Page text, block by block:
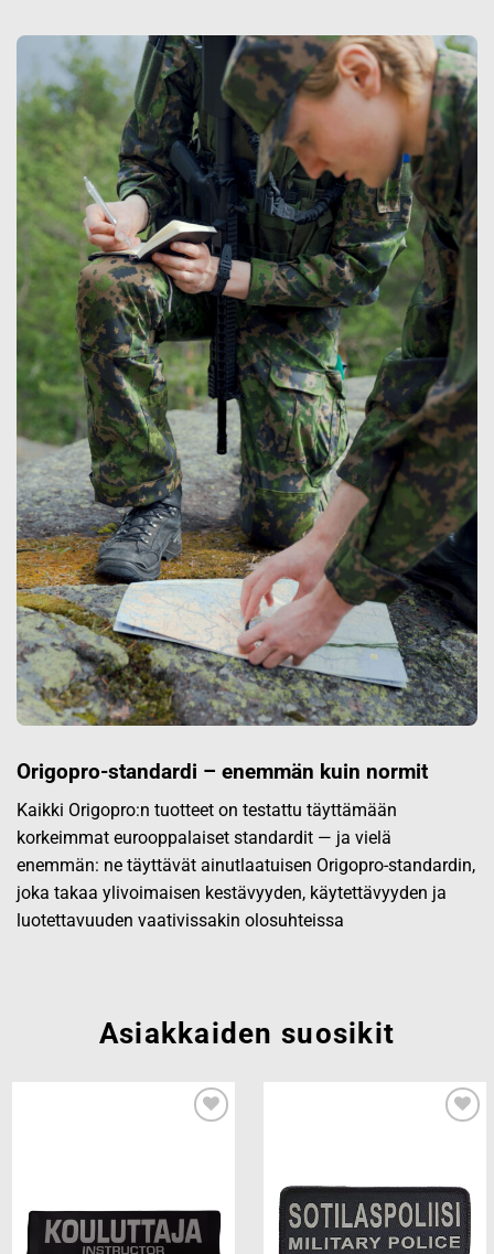
Origopro-standardi – enemmän kuin normit
Kaikki Origopro:n tuotteet on testattu täyttämään
korkeimmat eurooppalaiset standardit — ja vielä
enemmän: ne täyttävät ainutlaatuisen Origopro-standardin,
joka takaa ylivoimaisen kestävyyden, käytettävyyden ja
luotettavuuden vaativissakin olosuhteissa
Asiakkaiden suosikit